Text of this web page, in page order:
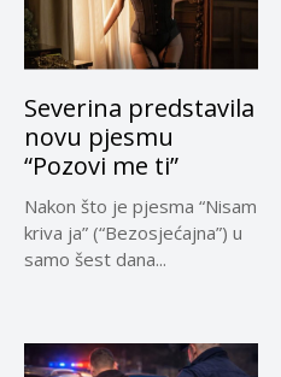
Severina predstavila
novu pjesmu
“Pozovi me ti”
Nakon što je pjesma “Nisam
kriva ja” (“Bezosjećajna”) u
samo šest dana...